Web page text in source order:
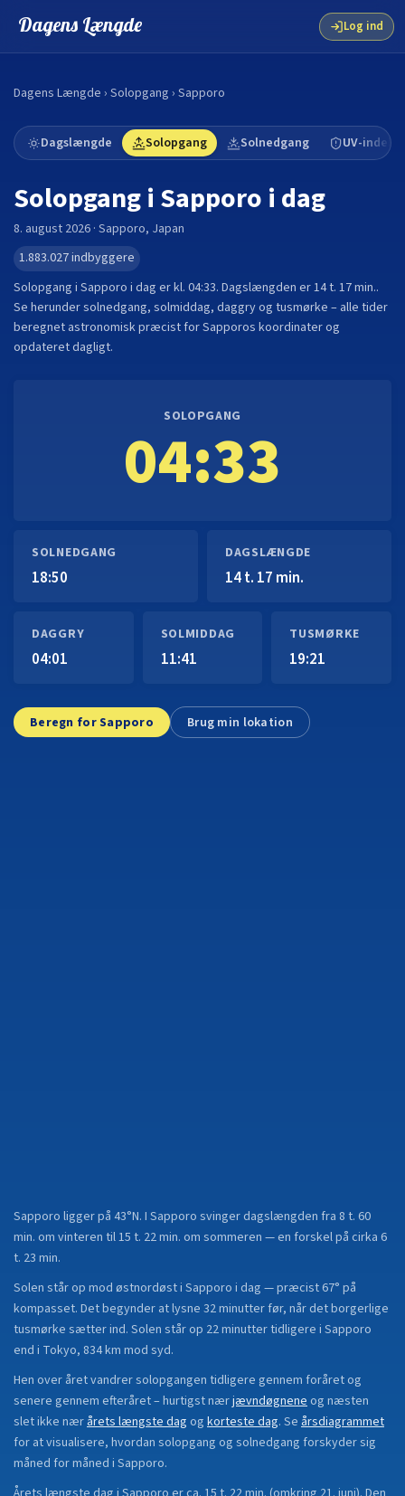
Dagens Længde Log ind
Dagens Længde › Solopgang › Sapporo
Dagslængde Solopgang Solnedgang UV-indeks
Solopgang i Sapporo i dag
8. august 2026 · Sapporo, Japan
1.883.027indbyggere
Solopgang i Sapporo i dag er kl. 04:33. Dagslængden er14 t. 17 min..
Se herunder solnedgang, solmiddag, daggry og tusmørke – alle tider
beregnet astronomisk præcist forSapporos koordinater og
opdateret dagligt.
SOLOPGANG
04:33
SOLNEDGANG
18:50
DAGSLÆNGDE
14 t. 17 min.
DAGGRY
04:01
SOLMIDDAG
11:41
TUSMØRKE
19:21
Beregn for Sapporo Brug min lokation
Sapporo ligger på 43°N. I Sapporo svinger dagslængden fra 8 t. 60
min. om vinteren til 15 t. 22 min. om sommeren — en forskel på cirka 6
t. 23 min.
Solen står op mod østnordøst i Sapporo i dag — præcist 67° på
kompasset. Det begynder at lysne 32 minutter før, når det borgerlige
tusmørke sætter ind. Solen står op 22 minutter tidligere i Sapporo
end i Tokyo, 834 km mod syd.
Hen over året vandrer solopgangen tidligere gennem foråret og
senere gennem efteråret– hurtigst nærjævndøgneneog næsten
slet ikke nærårets længste dag og korteste dag. Se årsdiagrammet
for at visualisere, hvordan solopgang og solnedgang forskyder sig
måned for måned i Sapporo.